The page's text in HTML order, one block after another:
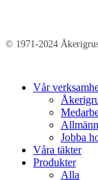
© 1971-2024
Close
Vår
Jobba
Våra täkter
Produkter
Alla